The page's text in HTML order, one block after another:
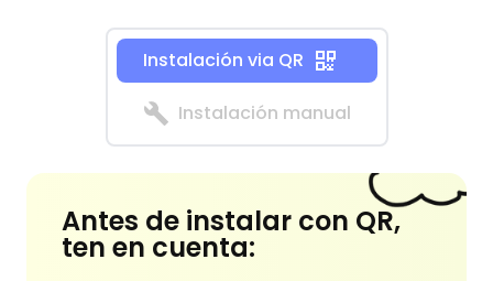
Instalación via QR
Instalación manual
Antes de instalar con QR,
ten en cuenta: